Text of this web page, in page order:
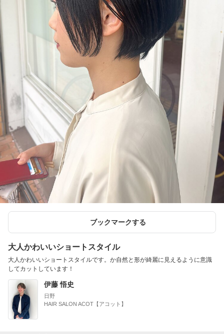
ブックマークする
大人かわいいショートスタイル
大人かわいいショートスタイルです。か自然と形が綺麗に見えるように意識
してカットしています！
伊藤 悟史
日野
HAIR SALON ACOT【アコット】